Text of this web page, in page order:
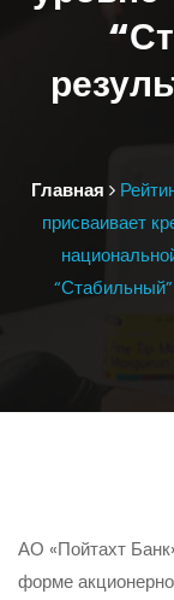
Главная
присваивает
АО «Пойтахт
форме